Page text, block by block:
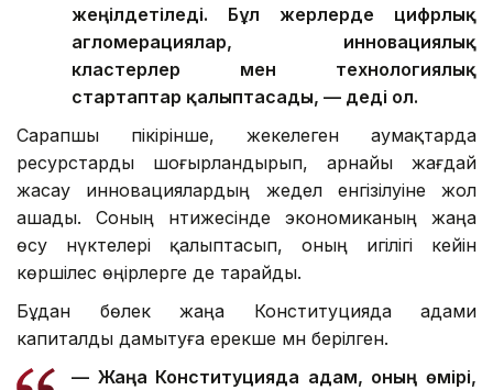
жеңілдетіледі. Бұл жерлерде цифрлық
агломерациялар, инновациялық
кластерлер мен технологиялық
стартаптар қалыптасады, — деді ол.
Сарапшы пікірінше, жекелеген аумақтарда
ресурстарды шоғырландырып, арнайы жағдай
жасау инновациялардың жедел енгізілуіне жол
ашады. Соның нәтижесінде экономиканың жаңа
өсу нүктелері қалыптасып, оның игілігі кейін
көршілес өңірлерге де тарайды.
Бұдан бөлек жаңа Конституцияда адами
капиталды дамытуға ерекше мән берілген.
— Жаңа Конституцияда адам, оның өмірі,